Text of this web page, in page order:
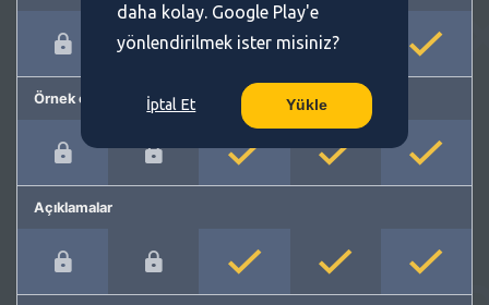
Örnek cümleler
Açıklamalar
daha kolay. Google Play'e
yönlendirilmek ister misiniz?
İptal Et Yükle